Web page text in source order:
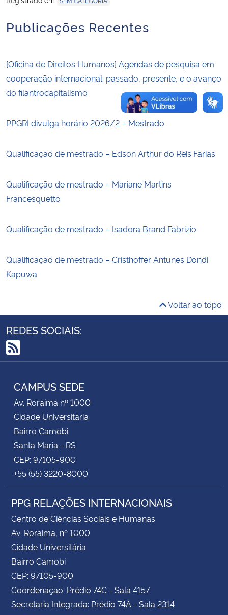
Gabinete de Segurança Institucional
Advocacia-Geral da União
Banco Central do Brasil
Planalto
Publicações Recentes
[Oficina de Direitos Humanos] Agendas de pesquisa em
cooperação internacional: passado, presente, e o avanço
do filantrocapitalismo
PPGRI divulga horário 2026/2 – Mestrado
Qualificação de mestrado – Edson Arthur do Reis Farias
Qualificação de mestrado – Mariane Martins
Francesquetto
Qualificação de mestrado – Isadora Brand Fabrizio
Qualificação de mestrado – Cristhoffer Antunes Dondi
Kapuwa
Voltar ao topo
REDES SOCIAIS:
RSS
CAMPUS SEDE
Av. Roraima nº 1000
Cidade Universitária
Bairro Camobi
Santa Maria - RS
CEP: 97105-900
+55 (55) 3220-8000
PPG RELAÇÕES INTERNACIONAIS
Centro de Ciências Sociais e Humanas
Av. Roraima, nº 1000
Cidade Universitária
Bairro Camobi
CEP: 97105-900
Coordenação: Prédio 74C - Sala 4157
Secretaria Integrada: Prédio 74A - Sala 2314